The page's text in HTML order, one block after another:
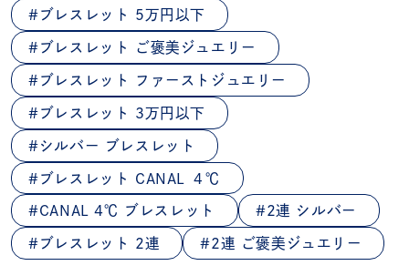
ブレスレット 5万円以下
ブレスレット ご褒美ジュエリー
ブレスレット ファーストジュエリー
ブレスレット 3万円以下
シルバー ブレスレット
ブレスレット CANAL ４℃
CANAL 4℃ ブレスレット 2連 シルバー
ブレスレット 2連 2連 ご褒美ジュエリー